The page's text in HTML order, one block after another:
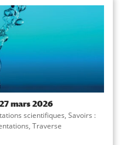
mars 2026
scientifiques, Savoirs :
, Traverse